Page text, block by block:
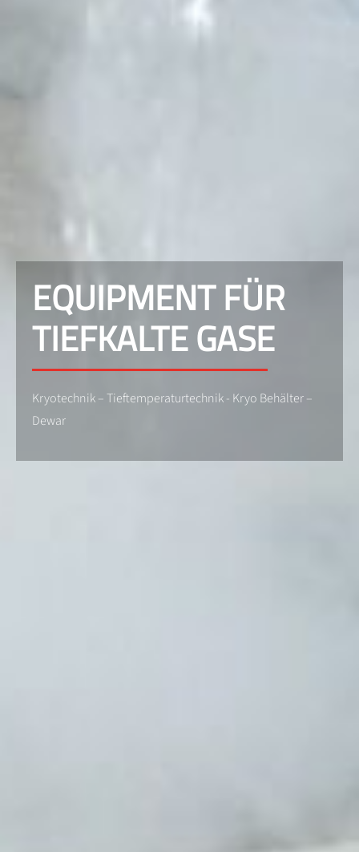
EQUIPMENT FÜR
TIEFKALTE GASE
Kryotechnik – Tieftemperaturtechnik - Kryo Behälter –
Dewar